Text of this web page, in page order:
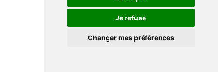
Je refuse
Changer mes préférences